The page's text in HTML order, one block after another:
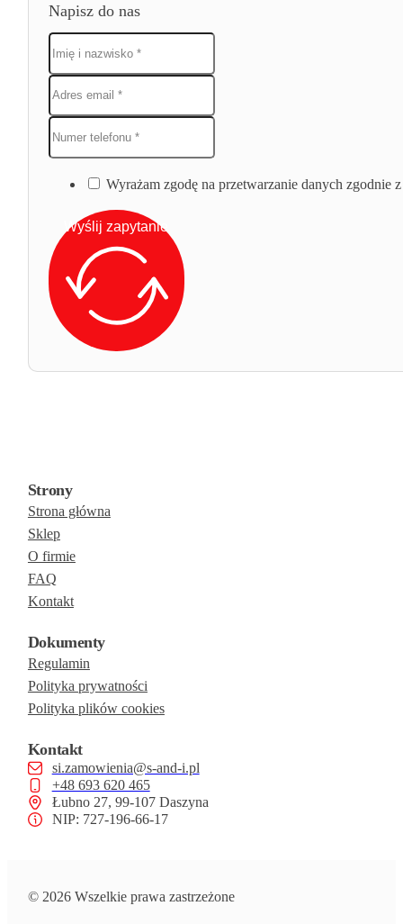
Napisz do nas
Wyrażam zgodę na przetwarzanie danych zgodnie
Wyślij zapytanie
Strony
Strona główna
Sklep
O firmie
FAQ
Kontakt
Dokumenty
Regulamin
Polityka prywatności
Polityka plików cookies
Kontakt
si.zamowienia@s-and-i.pl
+48 693 620 465
Łubno 27, 99-107 Daszyna
NIP: 727-196-66-17
© 2026 Wszelkie prawa zastrzeżone